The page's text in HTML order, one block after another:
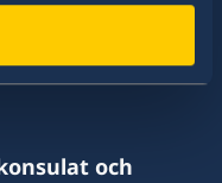
består
och